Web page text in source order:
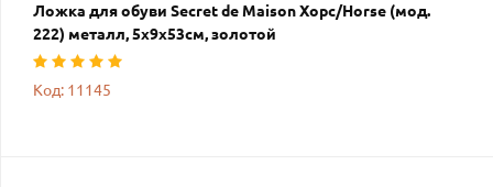
Ложка для обуви Secret de Maison Хорс/Horse (мод.
222) металл, 5х9х53см, золотой
Код: 11145